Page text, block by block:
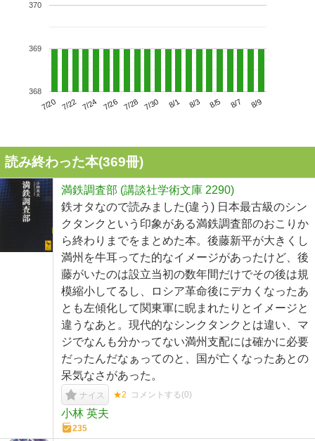
7/20 7/22 7/24 7/26 7/28 7/30 8/1 8/3 8/5 8/7 8/9
368
369
370
読み終わった本(369冊)
満鉄調査部 (講談社学術文庫 2290)
鉄オタなので読みました(違う) 日本最古級のシン
クタンクという印象がある満鉄調査部のおこりか
ら終わりまでをまとめた本。後藤新平が大きくし
満州を牛耳ってた的なイメージがあったけど、後
藤がいたのは設立当初の数年間だけでその後は規
模縮小してるし、ロシア革命後にデカくなったあ
とも左傾化して関東軍に睨まれたりとイメージと
違うなあと。現代的なシンクタンクとは違い、マ
ジでなんも分かってない満州支配には確かに必要
だったんだなぁってのと、国が亡くなったあとの
呆気なさがあった。
ナイス ★2 コメントする(0)
小林 英夫
235